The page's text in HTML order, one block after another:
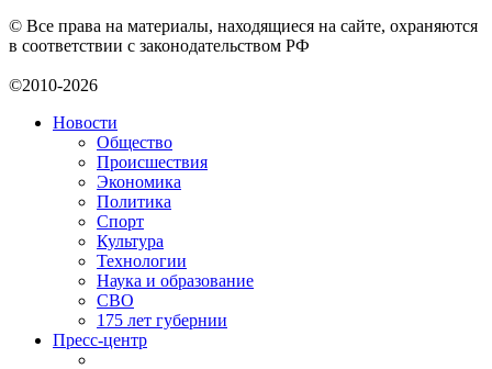
© Все права на материалы, находящиеся на сайте, охраняются
в соответствии с законодательством РФ
©2010-2026
Новости
Общество
Происшествия
Экономика
Политика
Спорт
Культура
Технологии
Наука и образование
СВО
175 лет губернии
Пресс-центр